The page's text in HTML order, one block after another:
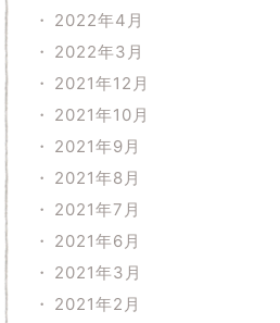
2022年4月
2022年3月
2021年12月
2021年10月
2021年9月
2021年8月
2021年7月
2021年6月
2021年3月
2021年2月